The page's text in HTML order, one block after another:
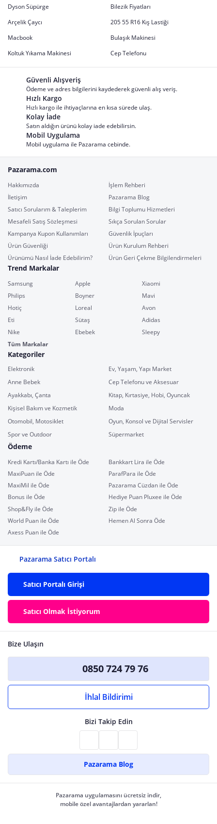
Dyson Süpürge
Bilezik Fiyatları
Arçelik Çaycı
205 55 R16 Kış Lastiği
Macbook
Bulaşık Makinesi
Koltuk Yıkama Makinesi
Cep Telefonu
Güvenli Alışveriş
Ödeme ve adres bilgilerini kaydederek güvenli alış veriş.
Hızlı Kargo
Hızlı kargo ile ihtiyaçlarına en kısa sürede ulaş.
Kolay İade
Satın aldığın ürünü kolay iade edebilirsin.
Mobil Uygulama
Mobil uygulama ile Pazarama cebinde.
Pazarama.com
Hakkımızda
İşlem Rehberi
İletişim
Pazarama Blog
Satıcı Sorularım & Taleplerim
Bilgi Toplumu Hizmetleri
Mesafeli Satış Sözleşmesi
Sıkça Sorulan Sorular
Kampanya Kupon Kullanımları
Güvenlik İpuçları
Ürün Güvenliği
Ürün Kurulum Rehberi
Ürünümü Nasıl İade Edebilirim?
Ürün Geri Çekme Bilgilendirmeleri
Trend Markalar
Samsung Apple
Xiaomi
Philips
Boyner
Mavi
Hotiç
Loreal
Avon
Eti
Sütaş
Adidas
Nike
Ebebek
Sleepy
Tüm Markalar
Kategoriler
Elektronik
Ev, Yaşam, Yapı Market
Anne Bebek
Cep Telefonu ve Aksesuar
Ayakkabı, Çanta
Kitap, Kırtasiye, Hobi, Oyuncak
Kişisel Bakım ve Kozmetik
Moda
Otomobil, Motosiklet
Oyun, Konsol ve Dijital Servisler
Spor ve Outdoor
Süpermarket
Ödeme
Kredi Kartı/Banka Kartı ile Öde
Bankkart Lira ile Öde
MaxiPuan ile Öde
ParafPara ile Öde
MaxiMil ile Öde
Pazarama Cüzdan ile Öde
Bonus ile Öde
Hediye Puan Pluxee ile Öde
Shop&Fly ile Öde
Zip ile Öde
World Puan ile Öde
Hemen Al Sonra Öde
Axess Puan ile Öde
Pazarama Satıcı Portalı
Satıcı Portalı Girişi
Satıcı Olmak İstiyorum
Bize Ulaşın
0850 724 79 76
İhlal Bildirimi
Bizi Takip Edin
Pazarama Blog
Pazarama uygulamasını ücretsiz indir,
mobile özel avantajlardan yararlan!